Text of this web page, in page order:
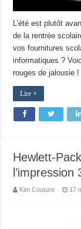
L’été est plutôt
de la rentrée
vos fournitures
informatiques ?
rouges de jalousie !
Lire +
Hewlett-
l’impression
Kim Couture 17